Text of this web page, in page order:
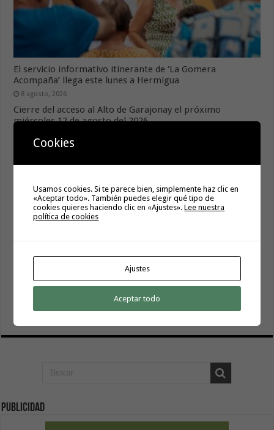
El servicio informativo itinerante de ‘La Gomera
Acompaña’ llega este lunes a Hermigua
8 agosto, 2026
Cierre del acceso al Alto de Garajonay el próximo
miércoles 12 de agosto del 2026
El Cabildo inicia la fase final de la adecuación del entorno
de La Rajita con la pavimentación de los aparcamientos
8 agosto, 2026
Publicidad
Cookies
Usamos cookies. Si te parece bien, simplemente haz clic en
«Aceptar todo». También puedes elegir qué tipo de
cookies quieres haciendo clic en «Ajustes».Lee nuestra
política de cookies
Ajustes
Aceptar todo